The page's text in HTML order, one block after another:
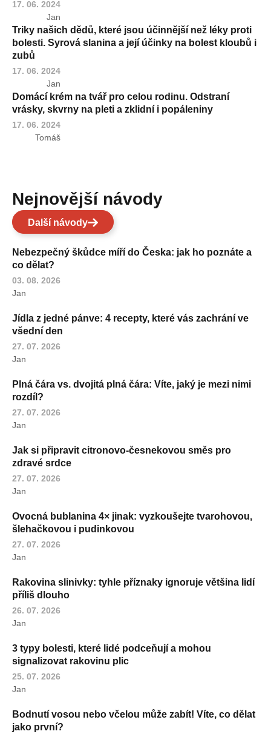
17. 06. 2024
Jan
Triky našich dědů, které jsou účinnější než léky proti
bolesti. Syrová slanina a její účinky na bolest kloubů i
zubů
17. 06. 2024
Jan
Domácí krém na tvář pro celou rodinu. Odstraní
vrásky, skvrny na pleti a zklidní i popáleniny
17. 06. 2024
Tomáš
Nejnovější návody
Další návody
Nebezpečný škůdce míří do Česka: jak ho poznáte a
co dělat?
03. 08. 2026
Jan
Jídla z jedné pánve: 4 recepty, které vás zachrání ve
všední den
27. 07. 2026
Jan
Plná čára vs. dvojitá plná čára: Víte, jaký je mezi nimi
rozdíl?
27. 07. 2026
Jan
Jak si připravit citronovo-česnekovou směs pro
zdravé srdce
27. 07. 2026
Jan
Ovocná bublanina 4× jinak: vyzkoušejte tvarohovou,
šlehačkovou i pudinkovou
27. 07. 2026
Jan
Rakovina slinivky: tyhle příznaky ignoruje většina lidí
příliš dlouho
26. 07. 2026
Jan
3 typy bolesti, které lidé podceňují a mohou
signalizovat rakovinu plic
25. 07. 2026
Jan
Bodnutí vosou nebo včelou může zabít! Víte, co dělat
jako první?